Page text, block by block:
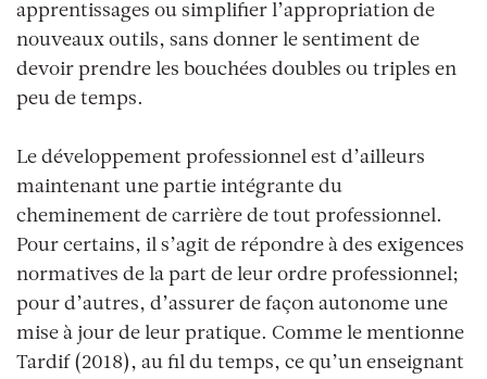
apprentissages ou simplifier l’appropriation de
nouveaux outils, sans donner le sentiment de
devoir prendre les bouchées doubles ou triples en
peu de temps.
Le développement professionnel est d’ailleurs
maintenant une partie intégrante du
cheminement de carrière de tout professionnel.
Pour certains, il s’agit de répondre à des exigences
normatives de la part de leur ordre professionnel;
pour d’autres, d’assurer de façon autonome une
mise à jour de leur pratique. Comme le mentionne
Tardif (2018), au fil du temps, ce qu’un enseignant